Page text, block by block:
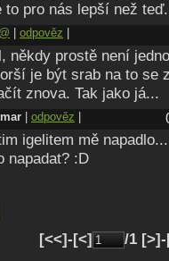
to pro nás lepší než teď.
@ odpověz
někdy prostě není
je být srab na to se
znova. Tak jako já...
odpověz
igelitem mě
napadat? :D
[<<]-[<] /1